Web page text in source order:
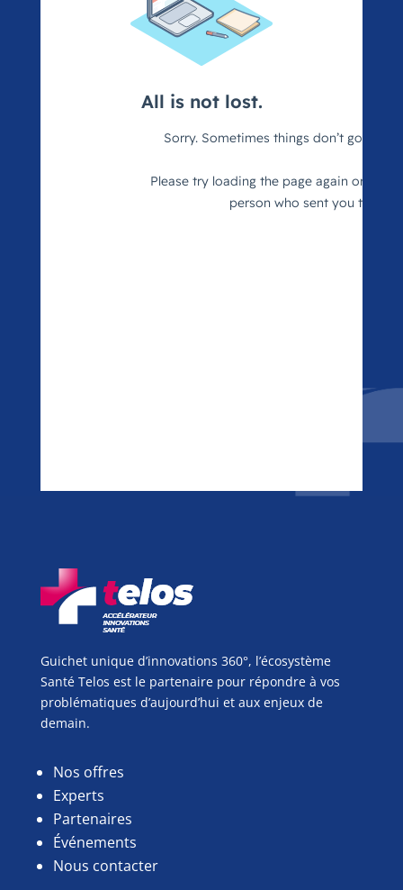
Guichet unique d’innovations 360°, l’écosystème
Santé Telos est le partenaire pour répondre à vos
problématiques d’aujourd’hui et aux enjeux de
demain.
Nos offres
Experts
Partenaires
Événements
Nous contacter